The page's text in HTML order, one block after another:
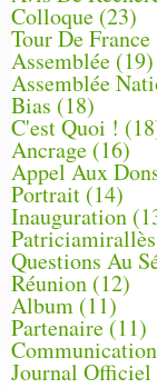
Colloque (23)
Tour De France
Assemblée (19)
Assemblée
Bias (18)
C'est Quoi !
Ancrage (16)
Appel Aux
Portrait (14)
Inauguration
Patriciamirallès
Questions Au
Réunion (12)
Album (11)
Partenaire(11)
Communication
Journal Officiel